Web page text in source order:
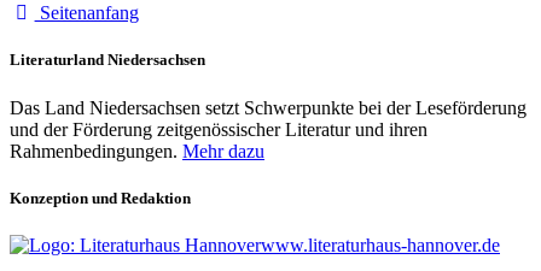
Seitenanfang
Literaturland Niedersachsen
Das Land Niedersachsen setzt Schwerpunkte bei der Leseförderung
und der Förderung zeitgenössischer Literatur und ihren
Rahmenbedingungen. Mehr dazu
Konzeption und Redaktion
www.literaturhaus-hannover.de